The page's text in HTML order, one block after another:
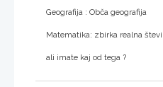
Geografija : Obča geografija
Matematika: zbirka realna
ali imate kaj od tega ?